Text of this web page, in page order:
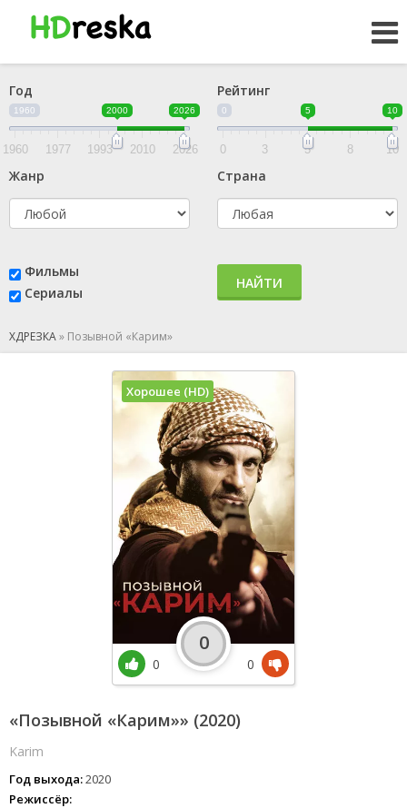
Год
1960 2000 2026
1960 1977 1993 2010 2026
Рейтинг
0 5 10
0 3 5 8 10
Жанр Страна
Фильмы
Сериалы
НАЙТИ
ХДРЕЗКА» Позывной «Карим»
«Позывной «Карим»» (2020)
Karim
Год выхода:2020
Режиссёр:
Хорошее (HD)
0
0
0